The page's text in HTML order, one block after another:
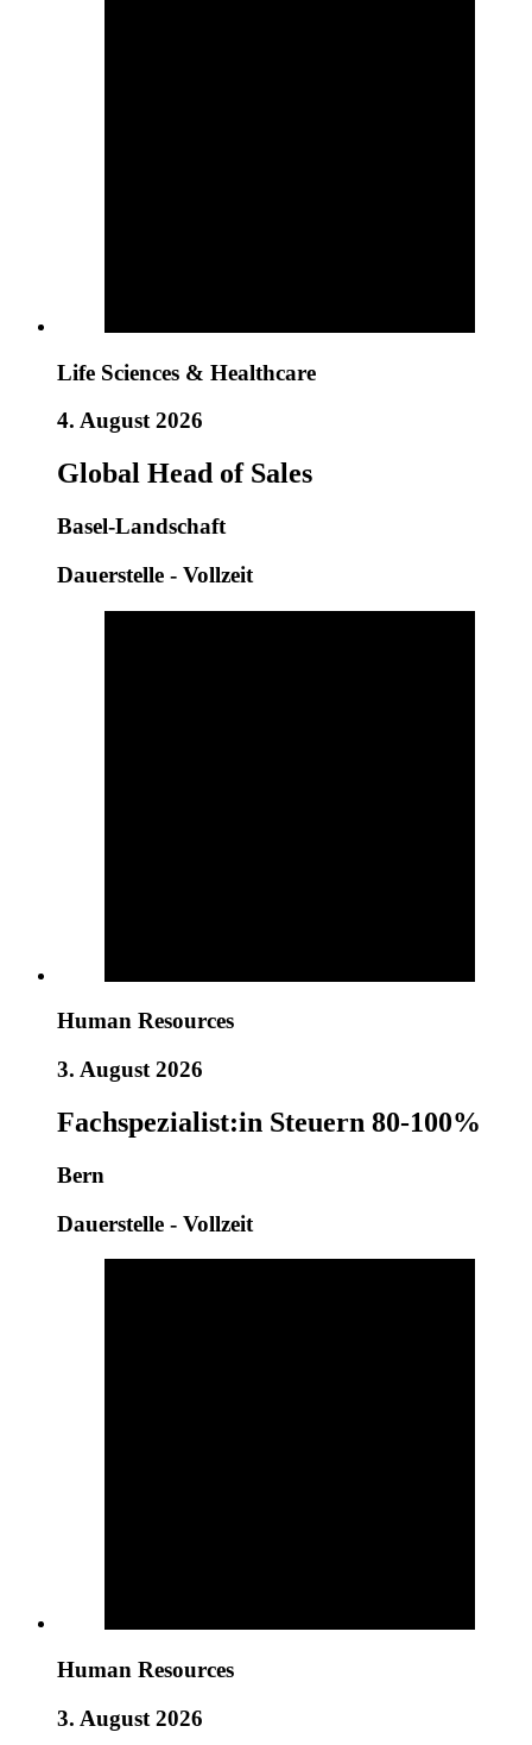
Life Sciences & Healthcare
4. August 2026
Global Head of Sales
Basel-Landschaft
Dauerstelle - Vollzeit
Human Resources
3. August 2026
Fachspezialist:in Steuern 80-100%
Bern
Dauerstelle - Vollzeit
Human Resources
3. August 2026